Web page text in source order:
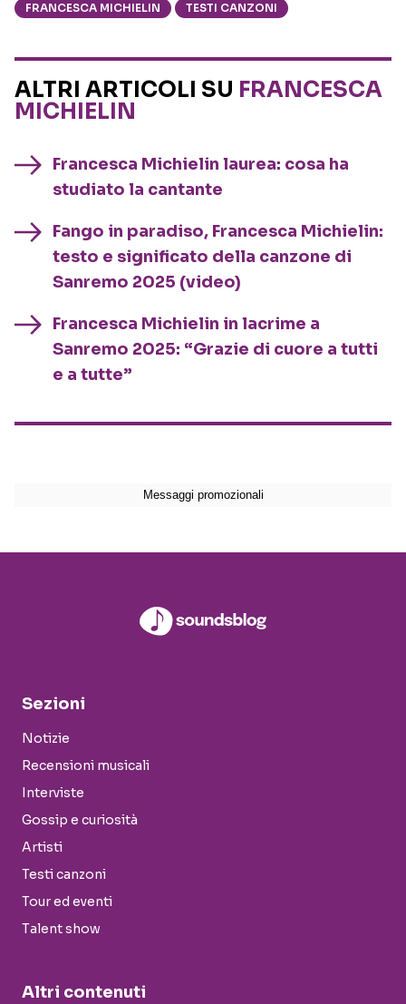
FRANCESCA MICHIELIN TESTI CANZONI
ALTRI ARTICOLI SU FRANCESCA
MICHIELIN
Francesca Michielin laurea: cosa ha
studiato la cantante
Fango in paradiso, Francesca Michielin:
testo e significato della canzone di
Sanremo 2025 (video)
Francesca Michielin in lacrime a
Sanremo 2025: “Grazie di cuore a tutti
e a tutte”
Sezioni
Notizie
Recensioni musicali
Interviste
Gossip e curiosità
Artisti
Testi canzoni
Tour ed eventi
Talent show
Altri contenuti